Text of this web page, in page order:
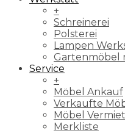
+
Schreinerei
Polsterei
Lampen
Gartenmöbel
Service
+
Möbel Ankauf
Verkaufte
Möbel
Merkliste